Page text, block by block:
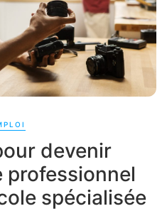
devenir
professionnel
spécialisée